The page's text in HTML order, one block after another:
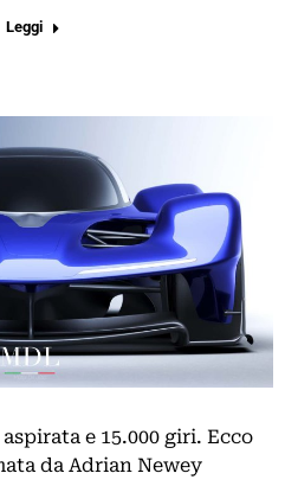
Leggi
e 15.000 giri. Ecco
da Adrian Newey